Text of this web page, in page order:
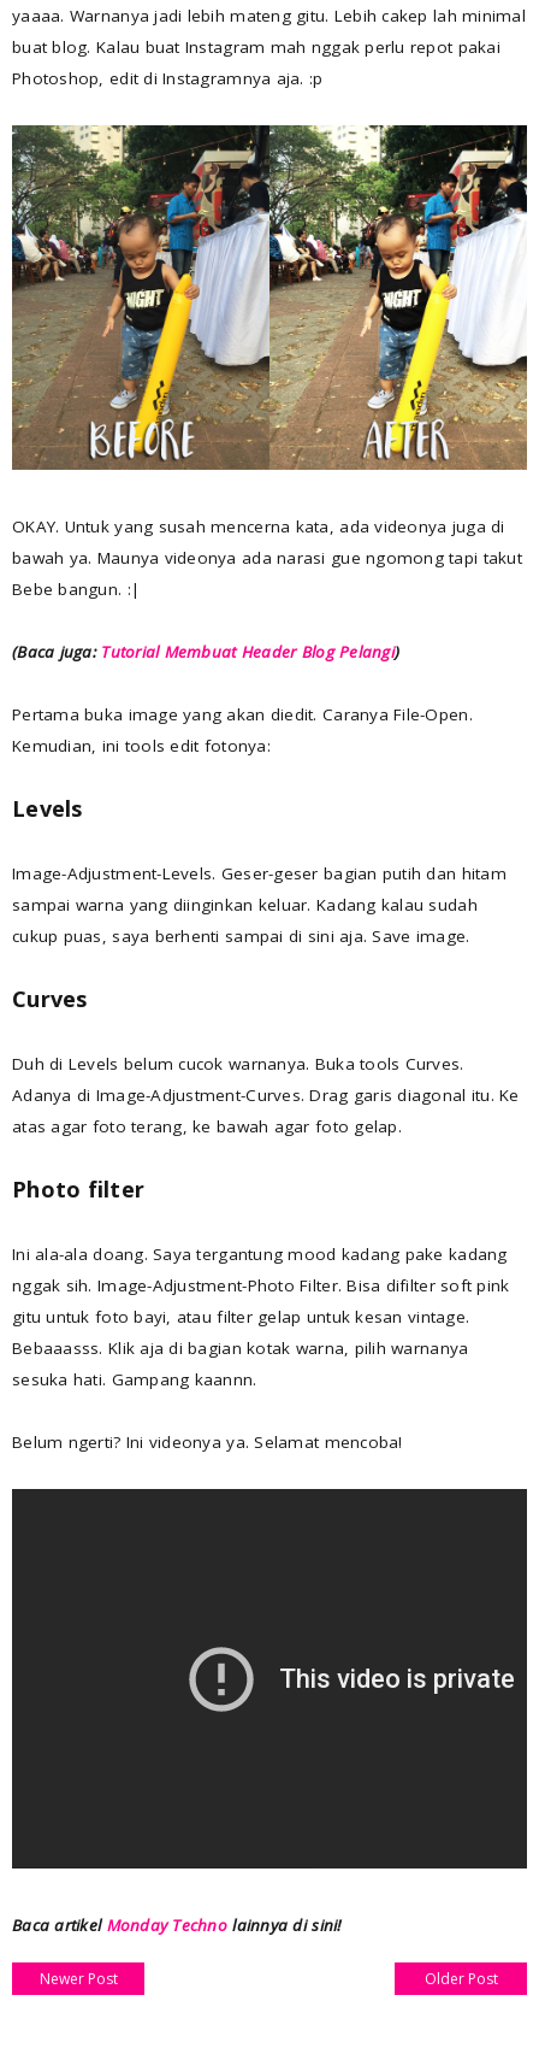
yaaaa. Warnanya jadi lebih mateng gitu. Lebih cakep lah minimal
buat blog. Kalau buat Instagram mah nggak perlu repot pakai
Photoshop, edit di Instagramnya aja. :p
OKAY. Untuk yang susah mencerna kata, ada videonya juga di
bawah ya. Maunya videonya ada narasi gue ngomong tapi takut
Bebe bangun. :|
(Baca juga: Tutorial Membuat Header Blog Pelangi)
Pertama buka image yang akan diedit. Caranya File-Open.
Kemudian, ini tools edit fotonya:
Levels
Image-Adjustment-Levels. Geser-geser bagian putih dan hitam
sampai warna yang diinginkan keluar. Kadang kalau sudah
cukup puas, saya berhenti sampai di sini aja. Save image.
Curves
Duh di Levels belum cucok warnanya. Buka tools Curves.
Adanya di Image-Adjustment-Curves. Drag garis diagonal itu. Ke
atas agar foto terang, ke bawah agar foto gelap.
Photo filter
Ini ala-ala doang. Saya tergantung mood kadang pake kadang
nggak sih. Image-Adjustment-Photo Filter. Bisa difilter soft pink
gitu untuk foto bayi, atau filter gelap untuk kesan vintage.
Bebaaasss. Klik aja di bagian kotak warna, pilih warnanya
sesuka hati. Gampang kaannn.
Belum ngerti? Ini videonya ya. Selamat mencoba!
Baca artikelMonday Techno lainnya di sini!
Newer Post Older Post